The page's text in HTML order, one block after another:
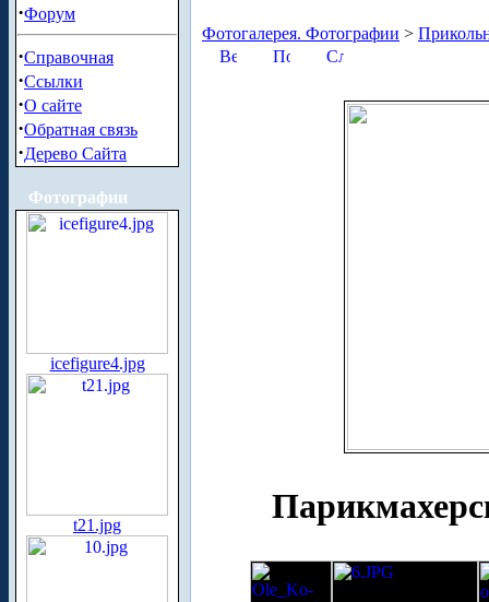
·Форум
·Справочная
·Ссылки
·О сайте
·Обратная связь
·Дерево Сайта
Фотографии
icefigure4.jpg
t21.jpg
Фотогалерея. Фотографии >